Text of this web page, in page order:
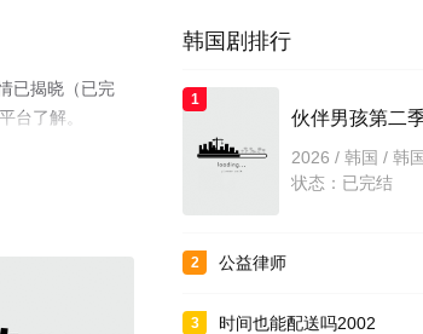
已揭晓（已完
台了解。
韩国剧排行
1
伙伴男孩第二
2026 / 韩国 / 韩国
状态：已完结
2 公益律师
3 时间也能配送吗2002